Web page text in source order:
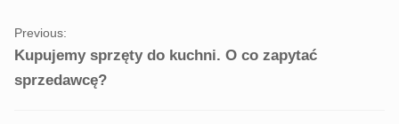
Previous:
Kupujemy sprzęty do kuchni. O co zapytać
sprzedawcę?